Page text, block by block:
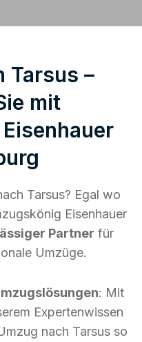
Tarsus –
mit
Tarsus? Egal wo
Eisenhauer
Partner für
Umzüge.
: Mit
Expertenwissen
nach Tarsus so